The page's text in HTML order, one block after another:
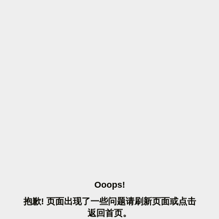
OOOPS!
抱歉! 页面出现了一些问题请刷 新页面或点击
返 回首页。